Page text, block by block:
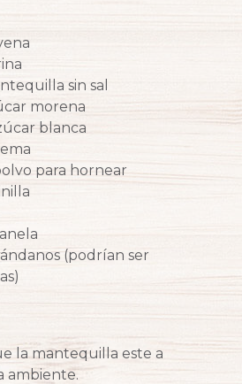
sin sal
morena
blanca
para hornear
(podrían ser
la mantequilla este a
ambiente.